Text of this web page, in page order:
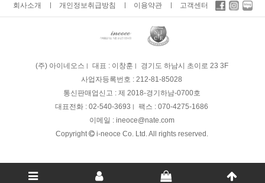
회사소개 개인정보취급방침 이용약관 고객센터
(주) 아이네오스 대표 : 이창훈
경기도 하남시 초이로 23 3F
사업자등록번호 : 212-81-85028
통신판매업신고 : 제 2018-경기하남-0700호
대표전화 : 02-540-3693 팩스 : 070-4275-1686
이메일 : ineoce@nate.com
Copyright
i-neoce Co. Ltd. All rights reserved.